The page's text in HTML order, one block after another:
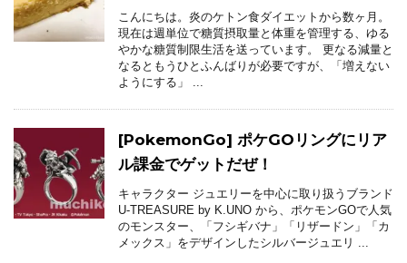
こんにちは。炎のケトン食ダイエットから数ヶ月。
現在は週単位で糖質摂取量と体重を管理する、ゆる
やかな糖質制限生活を送っています。 更なる減量と
なるともうひとふんばりが必要ですが、「増えない
ようにする」 ...
[PokemonGo] ポケGOリングにリア
ル課金でゲットだぜ！
キャラクター ジュエリーを中心に取り扱うブランド
U-TREASURE by K.UNO から、ポケモンGOで人気
のモンスター、「フシギバナ」「リザードン」「カ
メックス」をデザインしたシルバージュエリ ...